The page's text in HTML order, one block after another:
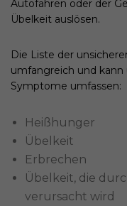
Autofahren oder der
Übelkeit auslösen.
Die Liste der
umfangreich und
Symptome umfassen:
Heißhunger
Übelkeit
Erbrechen
Übelkeit, die
verursacht wird